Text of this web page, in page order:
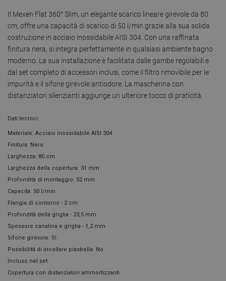
Il Mexen Flat 360° Slim, un elegante scarico lineare girevole da 80
cm, offre una capacità di scarico di 50 l/min grazie alla sua solida
costruzione in acciaio inossidabile AISI 304. Con una raffinata
finitura nera, si integra perfettamente in qualsiasi ambiente bagno
moderno. La sua installazione è facilitata dalle gambe regolabili e
dal set completo di accessori inclusi, come il filtro rimovibile per le
impurità e il sifone girevole antiodore. La mascherina con
distanziatori silenzianti aggiunge un ulteriore tocco di praticità.
Dati tecnici:
Materiale: Acciaio inossidabile AISI 304
Finitura: Nero
Larghezza: 80 cm
Larghezza della copertura: 31 mm
Profondità di montaggio: 52 mm
Capacità: 50 l/min
Flangia di contorno - 2 cm
Profondità della griglia - 23,5 mm
Spessore canalina e griglia - 1,2 mm
Sifone girevole: Sì
Possibilità di incollare piastrella: No
Incluso nel set:
Copertura con distanziatori ammortizzanti